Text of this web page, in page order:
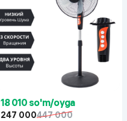
18 010 so'm/oyga
247 000447 000